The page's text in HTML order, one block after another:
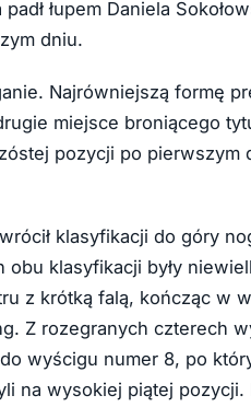
łupem Daniela
dniu.
Najrówniejszą formę
miejsce broniącego
pozycji po pierwszym
klasyfikacji do góry
klasyfikacji były
z krótką falą, kończąc w
Z rozegranych czterech
wyścigu numer 8, po
na wysokiej piątej pozycji.